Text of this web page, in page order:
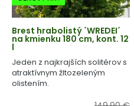
Brest hrabolistý ´WREDEI´
na kmienku 180 cm, kont. 12
l
Jeden z najkrajších solitérov s
atraktívnym žltozeleným
olistením.